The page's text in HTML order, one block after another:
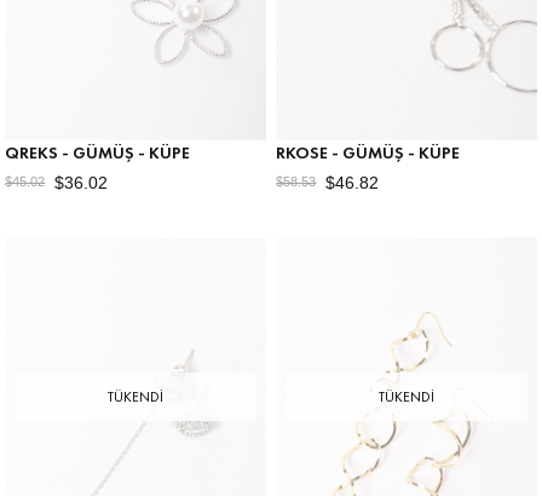
QREKS - GÜMÜŞ - KÜPE
$36.02
$45.02
RKOSE - GÜMÜŞ - KÜPE
$46.82
$58.53
TÜKENDI TÜKENDI